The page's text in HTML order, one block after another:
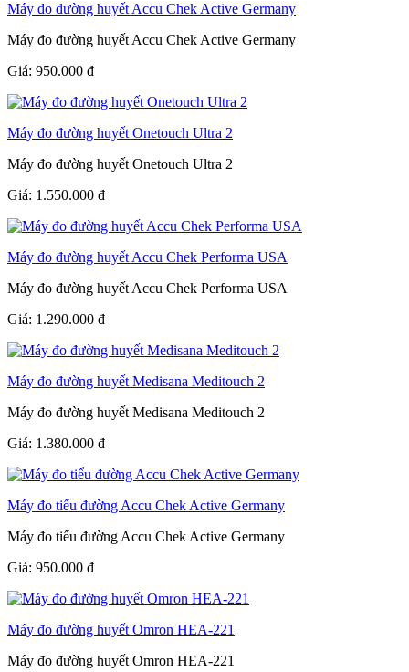
Máy đo đường huyết Accu Chek Active Germany
Máy đo đường huyết Accu Chek Active Germany
Giá: 950.000 đ
Máy đo đường huyết Onetouch Ultra 2
Máy đo đường huyết Onetouch Ultra 2
Giá: 1.550.000 đ
Máy đo đường huyết Accu Chek Performa USA
Máy đo đường huyết Accu Chek Performa USA
Giá: 1.290.000 đ
Máy đo đường huyết Medisana Meditouch 2
Máy đo đường huyết Medisana Meditouch 2
Giá: 1.380.000 đ
Máy đo tiểu đường Accu Chek Active Germany
Máy đo tiểu đường Accu Chek Active Germany
Giá: 950.000 đ
Máy đo đường huyết Omron HEA-221
Máy đo đường huyết Omron HEA-221